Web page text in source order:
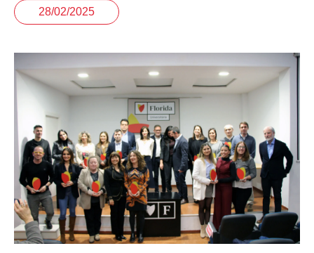
28/02/2025